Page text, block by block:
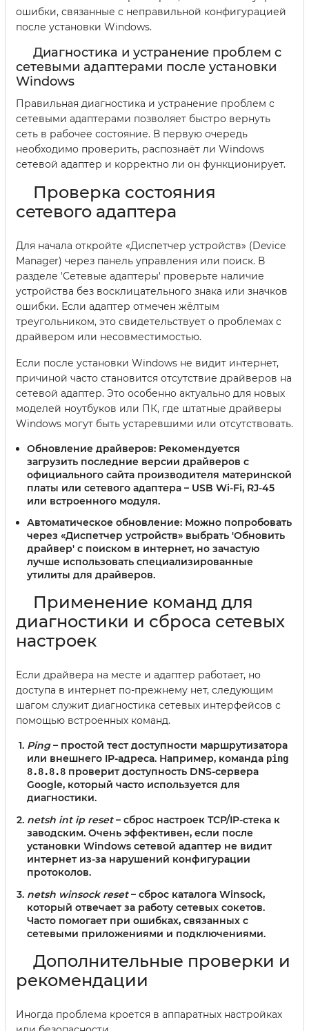
ошибки, связанные с неправильной конфигурацией
после установки Windows.
Диагностика и устранение проблем с
сетевыми адаптерами после установки
Windows
Правильная диагностика и устранение проблем с
сетевыми адаптерами позволяет быстро вернуть
сеть в рабочее состояние. В первую очередь
необходимо проверить, распознаёт ли Windows
сетевой адаптер и корректно ли он функционирует.
Проверка состояния
сетевого адаптера
Для начала откройте «Диспетчер устройств» (Device
Manager) через панель управления или поиск. В
разделе 'Сетевые адаптеры' проверьте наличие
устройства без восклицательного знака или значков
ошибки. Если адаптер отмечен жёлтым
треугольником, это свидетельствует о проблемах с
драйвером или несовместимостью.
Если после установки Windows не видит интернет,
причиной часто становится отсутствие драйверов на
сетевой адаптер. Это особенно актуально для новых
моделей ноутбуков или ПК, где штатные драйверы
Windows могут быть устаревшими или отсутствовать.
Обновление драйверов: Рекомендуется
загрузить последние версии драйверов с
официального сайта производителя материнской
платы или сетевого адаптера – USB Wi-Fi, RJ-45
или встроенного модуля.
Автоматическое обновление: Можно попробовать
через «Диспетчер устройств» выбрать 'Обновить
драйвер' с поиском в интернет, но зачастую
лучше использовать специализированные
утилиты для драйверов.
Применение команд для
диагностики и сброса сетевых
настроек
Если драйвера на месте и адаптер работает, но
доступа в интернет по-прежнему нет, следующим
шагом служит диагностика сетевых интерфейсов с
помощью встроенных команд.
Ping– простой тест доступности маршрутизатора
или внешнего IP-адреса. Например, команда ping
8.8.8.8 проверит доступность DNS-сервера
Google, который часто используется для
диагностики.
netsh int ip reset– сброс настроек TCP/IP-стека к
заводским. Очень эффективен, если после
установки Windows сетевой адаптер не видит
интернет из-за нарушений конфигурации
протоколов.
netsh winsock reset– сброс каталога Winsock,
который отвечает за работу сетевых сокетов.
Часто помогает при ошибках, связанных с
сетевыми приложениями и подключениями.
Дополнительные проверки и
рекомендации
Иногда проблема кроется в аппаратных настройках